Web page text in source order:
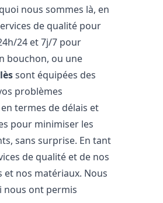
nous sommes là, en
de qualité pour
24 et 7j/7 pour
bouchon, ou une
sont équipées des
problèmes
termes de délais et
pour minimiser les
sans surprise. En tant
de qualité et de nos
nos matériaux. Nous
nous ont permis